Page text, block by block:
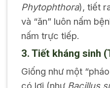
Phytophthora), tiết
và “ăn” luôn nấm
nấm trực tiếp.
3. Tiết kháng sinh
Giống như một
có lợi (như Bacillus